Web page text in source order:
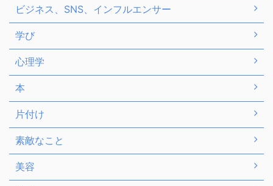
ビジネス、SNS、インフルエンサー
学び
心理学
本
片付け
素敵なこと
美容